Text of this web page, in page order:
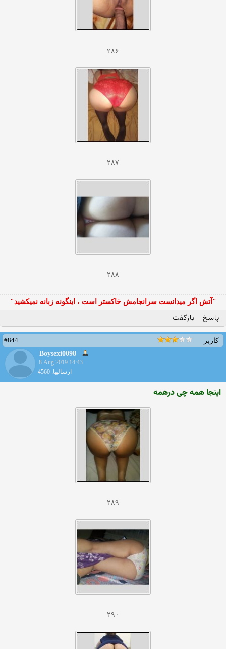
۲۸۶
۲۸۷
۲۸۸
"آتش اگر ميدانست سرانجامش خاكستر است ، اينگونه زبانه نميكشيد"
پاسخ بازگفت
کاربر
#844
Boysexi0098
8 Aug 2019 14:43
ارسالها: 4560
اینجا همه چی درهمه
۲۸۹
۲۹۰